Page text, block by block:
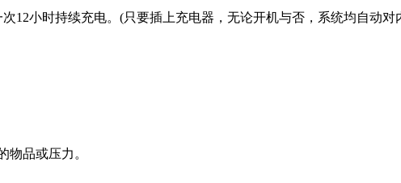
小时持续充电。(只要插上充电器，无论开机与否，系统均自动对
品或压力。